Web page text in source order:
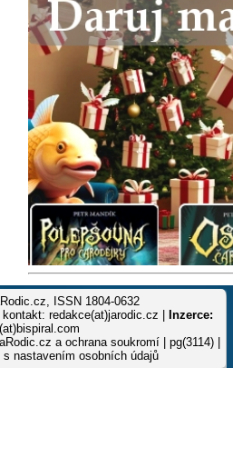
ISSN 1804-0632
redakce(at)jarodic.cz |
Inzerce:
a ochrana soukromí | pg(3114) |
nastavením osobních údajů